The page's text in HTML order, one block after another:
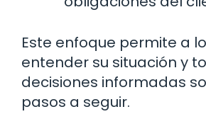
Este enfoque permite a
entender su situación y
decisiones informadas
pasos a seguir.